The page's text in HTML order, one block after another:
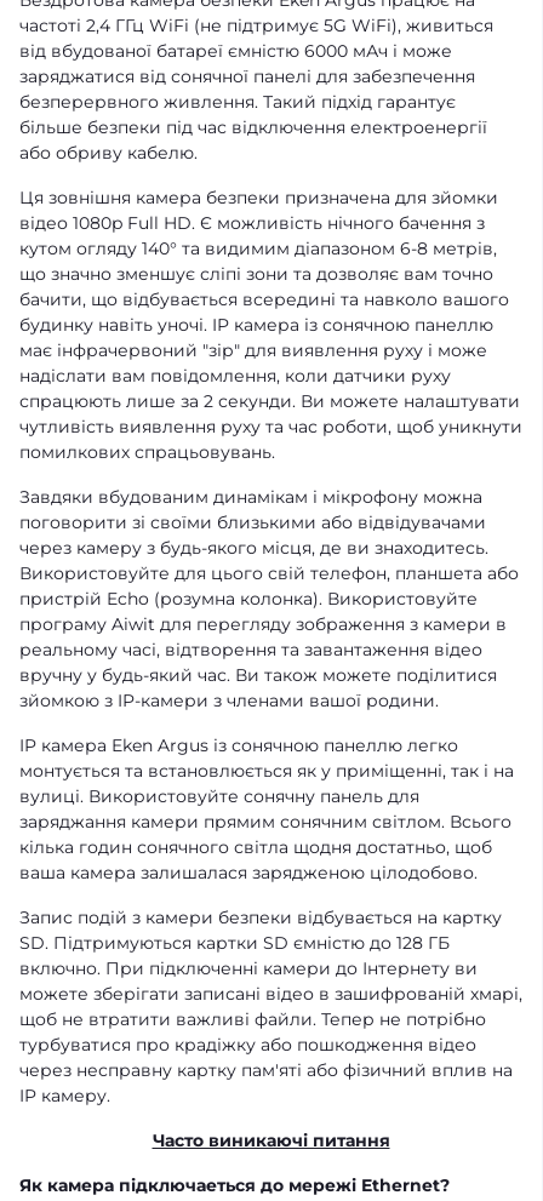
частоті 2,4 ГГц WiFi (не підтримує 5G WiFi), живиться
від вбудованої батареї ємністю 6000 мАч і може
заряджатися від сонячної панелі для забезпечення
безперервного живлення. Такий підхід гарантує
більше безпеки під час відключення електроенергії
або обриву кабелю.
Ця зовнішня камера безпеки призначена для зйомки
відео 1080p Full HD. Є можливість нічного бачення з
кутом огляду 140° та видимим діапазоном 6-8 метрів,
що значно зменшує сліпі зони та дозволяє вам точно
бачити, що відбувається всередині та навколо вашого
будинку навіть уночі. IP камера із сонячною панеллю
має інфрачервоний "зір" для виявлення руху і може
надіслати вам повідомлення, коли датчики руху
спрацюють лише за 2 секунди. Ви можете налаштувати
чутливість виявлення руху та час роботи, щоб уникнути
помилкових спрацьовувань.
Завдяки вбудованим динамікам і мікрофону можна
поговорити зі своїми близькими або відвідувачами
через камеру з будь-якого місця, де ви знаходитесь.
Використовуйте для цього свій телефон, планшета або
пристрій Echo (розумна колонка). Використовуйте
програму Aiwit для перегляду зображення з камери в
реальному часі, відтворення та завантаження відео
вручну у будь-який час. Ви також можете поділитися
зйомкою з IP-камери з членами вашої родини.
IP камера Eken Argus із сонячною панеллю легко
монтується та встановлюється як у приміщенні, так і на
вулиці. Використовуйте сонячну панель для
заряджання камери прямим сонячним світлом. Всього
кілька годин сонячного світла щодня достатньо, щоб
ваша камера залишалася зарядженою цілодобово.
Запис подій з камери безпеки відбувається на картку
SD. Підтримуються картки SD ємністю до 128 ГБ
включно. При підключенні камери до Інтернету ви
можете зберігати записані відео в зашифрованій хмарі,
щоб не втратити важливі файли. Тепер не потрібно
турбуватися про крадіжку або пошкодження відео
через несправну картку пам'яті або фізичний вплив на
IP камеру.
Часто виникаючі питання
Як камера підключаеться до мережі Ethernet?